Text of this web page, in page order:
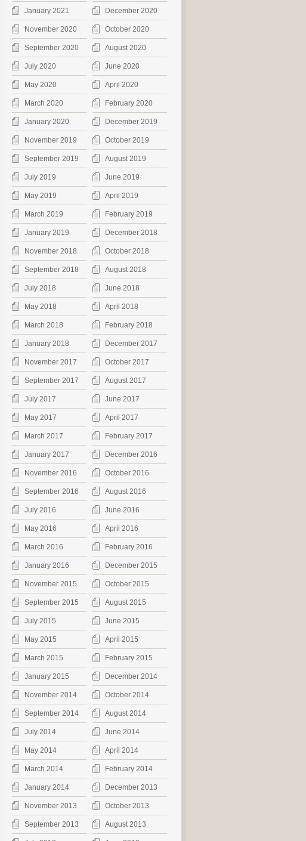
January 2021 December 2020
November 2020 October 2020
September 2020 August 2020
July 2020 June 2020
May 2020 April 2020
March 2020 February 2020
January 2020 December 2019
November 2019 October 2019
September 2019 August 2019
July 2019 June 2019
May 2019 April 2019
March 2019 February 2019
January 2019 December 2018
November 2018 October 2018
September 2018 August 2018
July 2018 June 2018
May 2018 April 2018
March 2018 February 2018
January 2018 December 2017
November 2017 October 2017
September 2017 August 2017
July 2017 June 2017
May 2017 April 2017
March 2017 February 2017
January 2017 December 2016
November 2016 October 2016
September 2016 August 2016
July 2016 June 2016
May 2016 April 2016
March 2016 February 2016
January 2016 December 2015
November 2015 October 2015
September 2015 August 2015
July 2015 June 2015
May 2015 April 2015
March 2015 February 2015
January 2015 December 2014
November 2014 October 2014
September 2014 August 2014
July 2014 June 2014
May 2014 April 2014
March 2014 February 2014
January 2014 December 2013
November 2013 October 2013
September 2013 August 2013